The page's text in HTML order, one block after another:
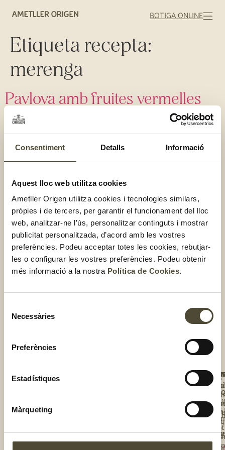
Consentiment Detalls Informació
Aquest lloc web utilitza cookies
Ametller Origen utilitza cookies i tecnologies similars,
pròpies i de tercers, per garantir el funcionament del lloc
web, analitzar-ne l’ús, personalitzar continguts i mostrar
publicitat personalitzada, d’acord amb les vostres
preferències. Podeu acceptar totes les cookies, rebutjar-
les o configurar les vostres preferències. Podeu obtenir
més informació a la nostra Política de Cookies.
Necessàries
Preferències
Estadístiques
Màrqueting
BOTIGA ONLINE
Etiqueta recepta:
merenga
Pavlova amb fruites vermelles
Qui
Els
El
TE
te a